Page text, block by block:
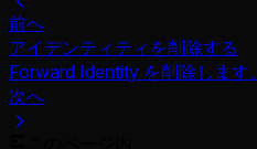
前へ
アイデンティティを削除する
Forward Identity を削除します。
次へ